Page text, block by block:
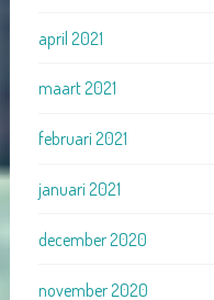
april 2021
maart 2021
februari 2021
januari 2021
december 2020
november 2020